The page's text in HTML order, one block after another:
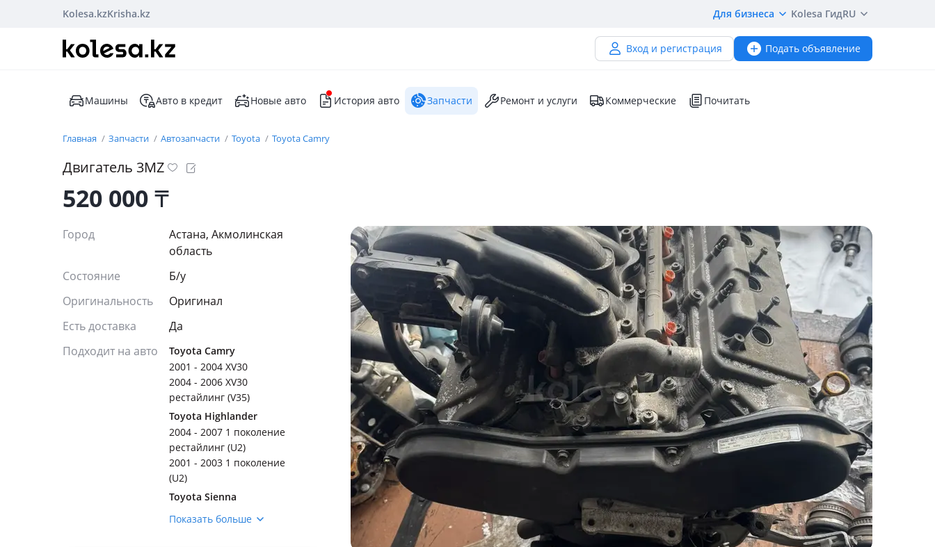
Kolesa.kzKrisha.kz Для бизнеса Kolesa ГидRU
Вход и регистрация Подать объявление
Машины Авто в кредит Новые авто История авто Запчасти Ремонт и услуги Коммерческие Почитать
Главная Запчасти Автозапчасти Toyota Toyota Camry
Двигатель 3MZ
520 000₸
Город
Астана, Акмолинская
область
Состояние
Б/y
Оригинальность
Оригинал
Есть доставка
Да
Подходит на авто
Toyota Camry
2001 - 2004 XV30
2004 - 2006 XV30
рестайлинг (V35)
Toyota Highlander
2004 - 2007 1 поколение
рестайлинг (U2)
2001 - 2003 1 поколение
(U2)
Toyota Sienna
2003 - 2005 2 поколение
Показать больше